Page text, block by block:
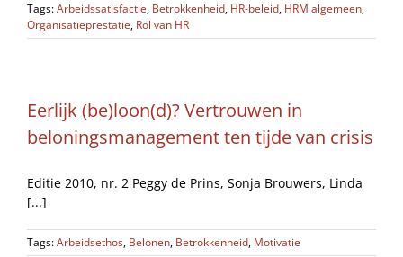
Tags:Arbeidssatisfactie, Betrokkenheid, HR-beleid, HRM algemeen,
Organisatieprestatie, Rol van HR
Eerlijk (be)loon(d)? Vertrouwen in
beloningsmanagement ten tijde van crisis
Editie 2010, nr. 2 Peggy de Prins, Sonja Brouwers, Linda
[...]
Tags:Arbeidsethos, Belonen, Betrokkenheid, Motivatie